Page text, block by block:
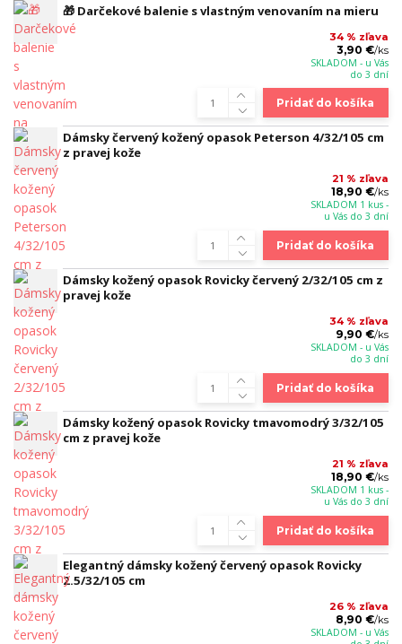
🎁 Darčekové balenie s vlastným venovaním na mieru
34 % zľava
3,90 €/ks
SKLADOM - u Vás
do 3 dní
Pridať do košíka
Dámsky červený kožený opasok Peterson 4/32/105 cm
z pravej kože
21 % zľava
18,90 €/ks
SKLADOM 1 kus -
u Vás do 3 dní
Pridať do košíka
Dámsky kožený opasok Rovicky červený 2/32/105 cm z
pravej kože
34 % zľava
9,90 €/ks
SKLADOM - u Vás
do 3 dní
Pridať do košíka
Dámsky kožený opasok Rovicky tmavomodrý 3/32/105
cm z pravej kože
21 % zľava
18,90 €/ks
SKLADOM 1 kus -
u Vás do 3 dní
Pridať do košíka
Elegantný dámsky kožený červený opasok Rovicky
2.5/32/105 cm
26 % zľava
8,90 €/ks
SKLADOM - u Vás